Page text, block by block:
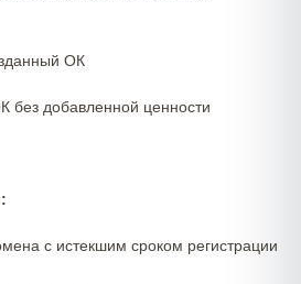
ОК
без добавленной ценности
с истекшим сроком регистрации